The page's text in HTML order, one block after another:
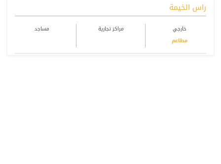
راس الخيمة
خارجي مراكز تجارية
مساجد
مطاعم